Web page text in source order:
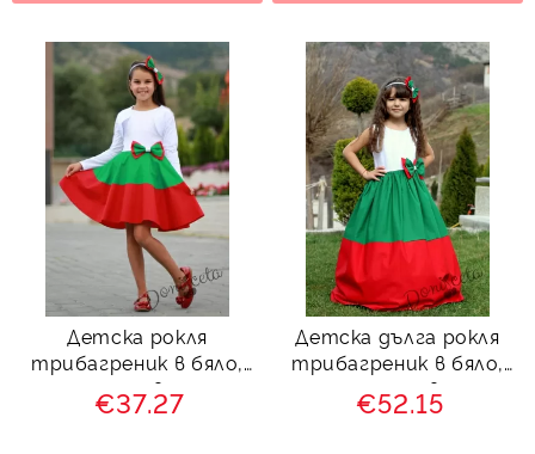
Детска рокля
трибагреник в бяло,
зелено и червено тип
клош с болеро в бяло
€37.27
Детска дълга рокля
трибагреник в бяло,
зелено и червено с
пола с обръчи
€52.15